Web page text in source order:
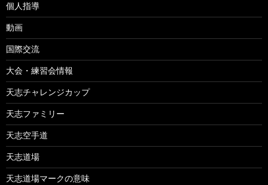
個人指導
動画
国際交流
大会・練習会情報
天志チャレンジカップ
天志ファミリー
天志空手道
天志道場
天志道場マークの意味